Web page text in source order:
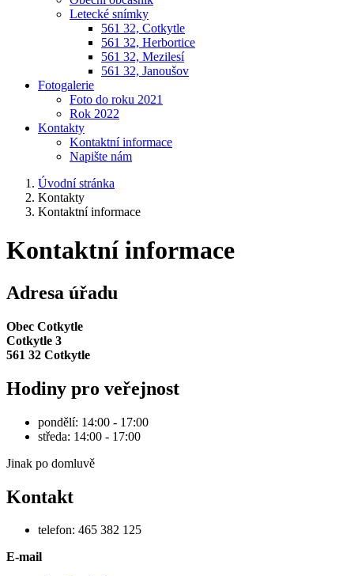
Letecké snímky
561 32, Cotkytle
561 32, Herbortice
561 32, Mezilesí
561 32, Janoušov
Fotogalerie
Foto do roku 2021
Rok 2022
Kontakty
Kontaktní informace
Napište nám
Úvodní stránka
Kontakty
Kontaktní informace
Kontaktní informace
Adresa úřadu
Obec Cotkytle
Cotkytle 3
561 32 Cotkytle
Hodiny pro veřejnost
pondělí: 14:00 - 17:00
středa: 14:00 - 17:00
Jinak po domluvě
Kontakt
telefon: 465 382 125
E-mail